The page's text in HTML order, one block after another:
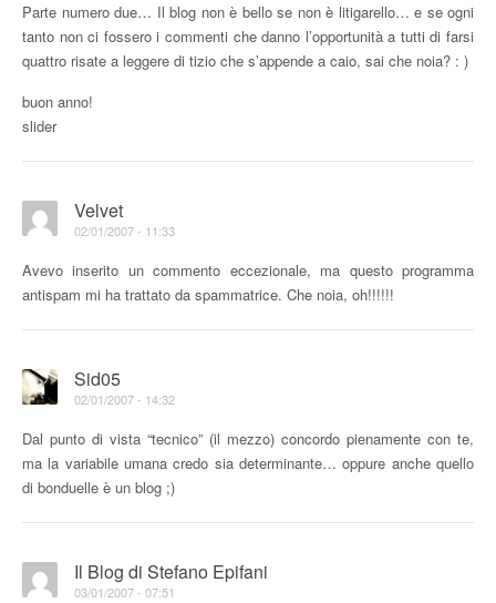
Parte numero due… Il blog non è bello se non è litigarello… e se ogni
tanto non ci fossero i commenti che danno l’opportunità a tutti di farsi
quattro risate a leggere di tizio che s’appende a caio, sai che noia? : )
buon anno!
slider
Velvet
02/01/2007 - 11:33
Avevo inserito un commento eccezionale, ma questo programma
antispam mi ha trattato da spammatrice. Che noia, oh!!!!!!
Sid05
02/01/2007 - 14:32
Dal punto di vista “tecnico” (il mezzo) concordo pienamente con te,
ma la variabile umana credo sia determinante… oppure anche quello
di bonduelle è un blog ;)
Il Blog di Stefano Epifani
03/01/2007 - 07:51